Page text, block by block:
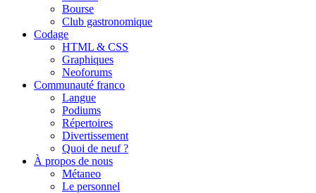
Bourse
Club gastronomique
Codage
HTML & CSS
Graphiques
Neoforums
Communauté franco
Langue
Podiums
Répertoires
Divertissement
Quoi de neuf ?
À propos de nous
Métaneo
Le personnel